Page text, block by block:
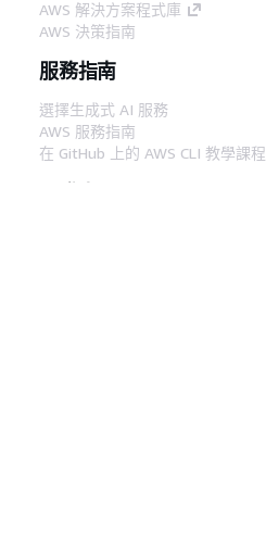
AWS 解決方案程式庫
AWS 決策指南
服務指南
選擇生成式 AI 服務
AWS 服務指南
在 GitHub 上的 AWS CLI 教學課程